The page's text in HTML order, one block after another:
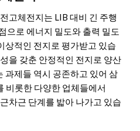
고체전지는 LIB 대비 긴 주행
으로 에너지 밀도와 출력 밀도
상적인 전지로 평가받고 있습
을 갖춘 안정적인 전지로 양산
과제들 역시 공존하고 있어 삼
비롯한 다양한 업체들에서
차근 단계를 밟아 나가고 있습